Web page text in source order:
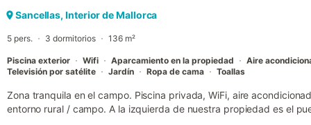
información en el establecimiento. Este establecimiento ofrece un
Sancellas, Interior de Mallorca
5 pers. 3 dormitorios 136 m²
Piscina exterior Wifi Aparcamiento en la propiedad Aire
Televisión por satélite
Jardín Ropa de cama Toallas
Zona tranquila en el campo. Piscina privada, WiFi, aire
entorno rural / campo. A la izquierda de nuestra propiedad es el